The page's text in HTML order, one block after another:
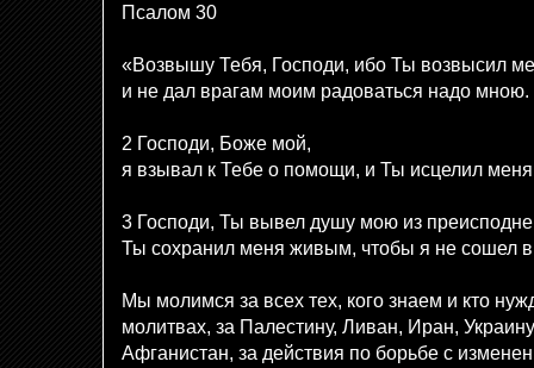
Псалом 30
«Возвышу Тебя, Господи, ибо Ты возвысил
и не дал врагам моим радоваться надо мною.
2 Господи, Боже мой,
я взывал к Тебе о помощи, и Ты исцелил
3 Господи, Ты вывел душу мою из
Ты сохранил меня живым, чтобы я не сошел
Мы молимся за всех тех, кого знаем и кто
молитвах, за Палестину, Ливан, Иран,
Афганистан, за действия по борьбе с